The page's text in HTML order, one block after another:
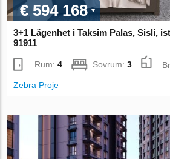
€ 594 168
3+1 Lägenhet i Taksim Palas, Sisli,
91911
Rum:4 Sovrum:3
Zebra Proje